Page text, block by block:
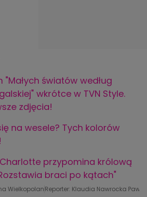
"Małych światów według
wkrótce w TVN Style.
zdjęcia!
na wesele? Tych kolorów
Charlotte przypomina królową
braci po kątach"
WielkopolanReporter: Klaudia Nawrocka Pawlik